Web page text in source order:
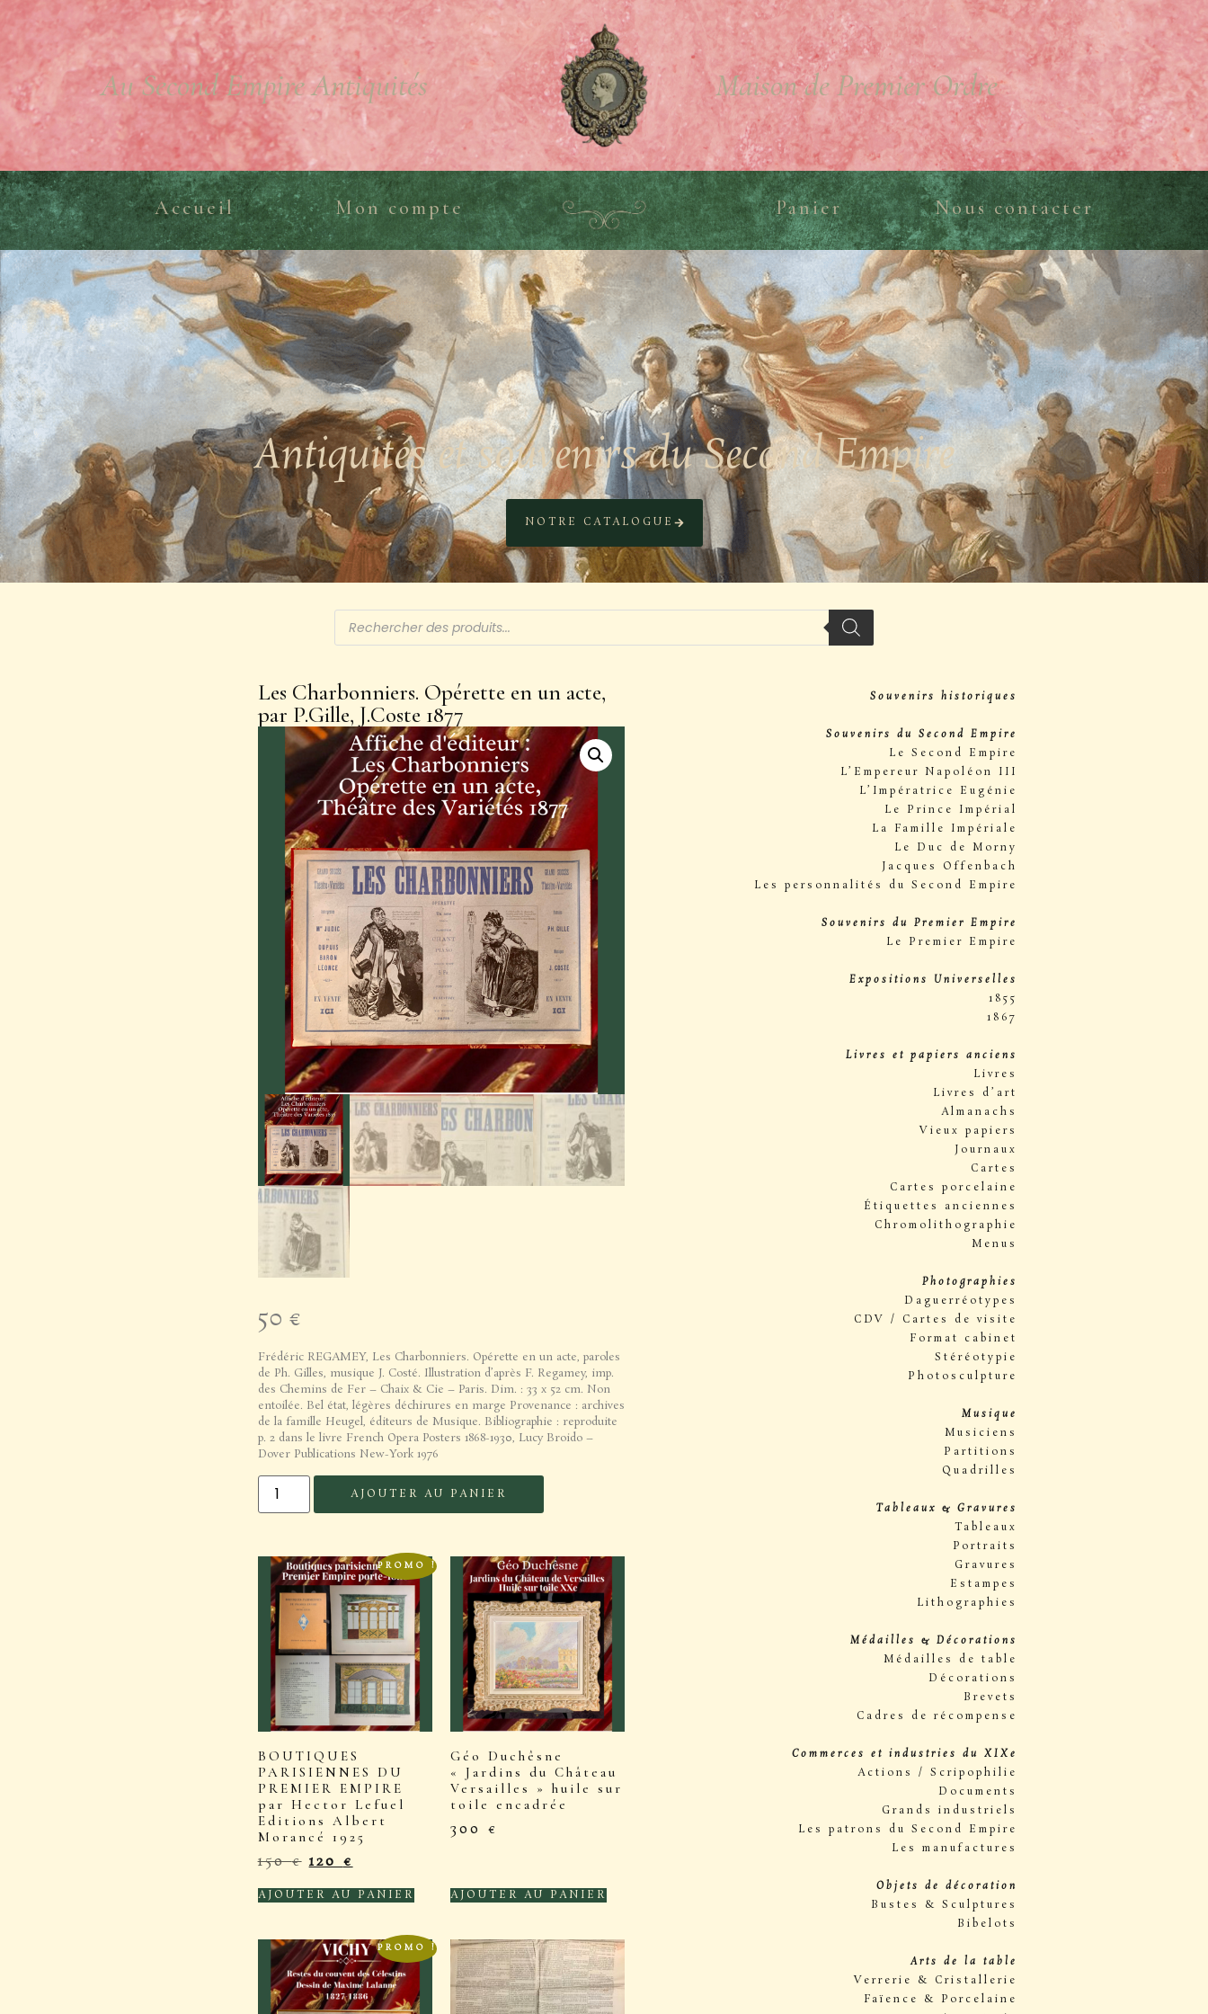
Au Second Empire Antiquités Maison de Premier Ordre
Accueil Mon compte Panier Nous contacter
Antiquités et souvenirs du Second Empire
NOTRE CATALOGUE
Les Charbonniers. Opérette en un acte,
par P.Gille, J.Coste 1877
50 €
Frédéric REGAMEY, Les Charbonniers. Opérette en un acte, paroles
de Ph. Gilles, musique J. Costé. Illustration d’après F. Regamey, imp.
des Chemins de Fer – Chaix & Cie – Paris. Dim. : 33 x 52 cm. Non
entoilée. Bel état, légères déchirures en marge Provenance : archives
de la famille Heugel, éditeurs de Musique. Bibliographie : reproduite
p. 2 dans le livre French Opera Posters 1868-1930, Lucy Broido –
Dover Publications New-York 1976
AJOUTER AU PANIER
PROMO !
BOUTIQUES
PARISIENNES DU
PREMIER EMPIRE
par Hector Lefuel
Editions Albert
Morancé 1925
150€ 120 €
AJOUTER AU PANIER
Géo Duchêsne
« Jardins du Château
Versailles » huile sur
toile encadrée
300 €
AJOUTER AU PANIER
PROMO !
Souvenirs historiques
Souvenirs du Second Empire
Le Second Empire
L’Empereur Napoléon III
L’Impératrice Eugénie
Le Prince Impérial
La Famille Impériale
Le Duc de Morny
Jacques Offenbach
Les personnalités du Second Empire
Souvenirs du Premier Empire
Le Premier Empire
Expositions Universelles
1855
1867
Livres et papiers anciens
Livres
Livres d’art
Almanachs
Vieux papiers
Journaux
Cartes
Cartes porcelaine
Étiquettes anciennes
Chromolithographie
Menus
Photographies
Daguerréotypes
CDV / Cartes de visite
Format cabinet
Stéréotypie
Photosculpture
Musique
Musiciens
Partitions
Quadrilles
Tableaux & Gravures
Tableaux
Portraits
Gravures
Estampes
Lithographies
Médailles & Décorations
Médailles de table
Décorations
Brevets
Cadres de récompense
Commerces et industries du XIXe
Actions / Scripophilie
Documents
Grands industriels
Les patrons du Second Empire
Les manufactures
Objets de décoration
Bustes & Sculptures
Bibelots
Arts de la table
Verrerie & Cristallerie
Faïence & Porcelaine